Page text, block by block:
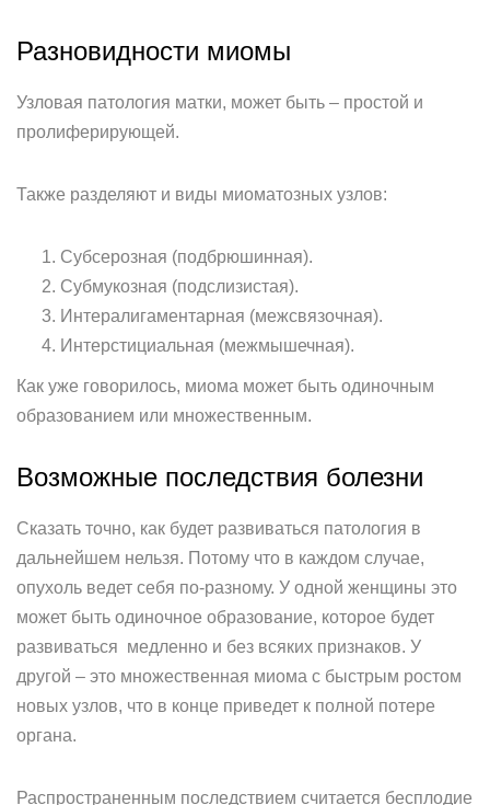
Разновидности миомы
Узловая патология матки, может быть ‒ простой и
пролиферирующей.
Также разделяют и виды миоматозных узлов:
Субсерозная (подбрюшинная).
Субмукозная (подслизистая).
Интералигаментарная (межсвязочная).
Интерстициальная (межмышечная).
Как уже говорилось, миома может быть одиночным
образованием или множественным.
Возможные последствия болезни
Сказать точно, как будет развиваться патология в
дальнейшем нельзя. Потому что в каждом случае,
опухоль ведет себя по-разному. У одной женщины это
может быть одиночное образование, которое будет
развиваться медленно и без всяких признаков. У
другой ‒ это множественная миома с быстрым ростом
новых узлов, что в конце приведет к полной потере
органа.
Распространенным последствием считается бесплодие